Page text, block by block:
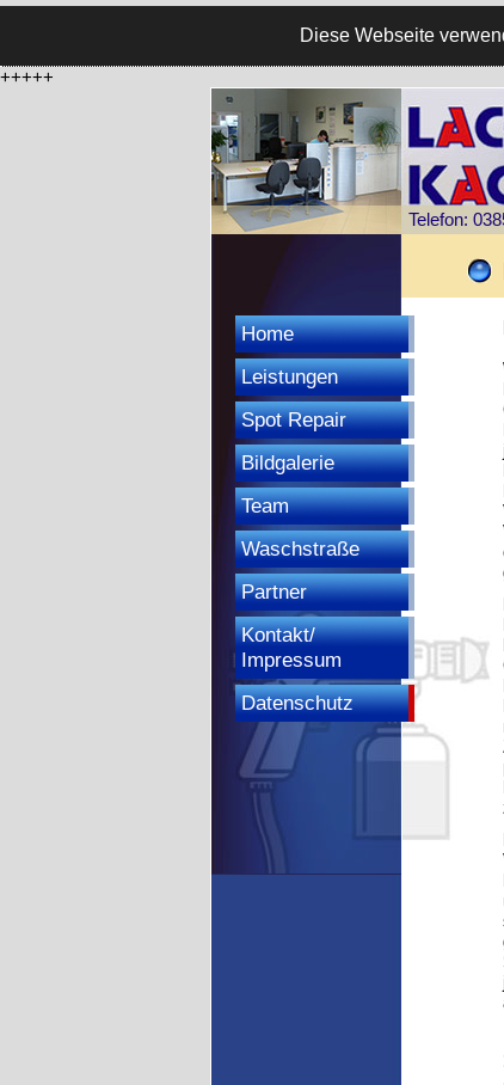
Diese Webseite
+++++
Telefon:
Home
Leistungen
Spot Repair
Bildgalerie
Team
Waschstraße
Partner
Kontakt/
Impressum
Datenschutz